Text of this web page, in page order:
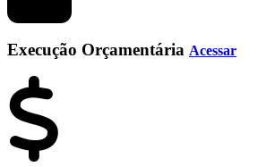
Execução Orçamentária Acessar